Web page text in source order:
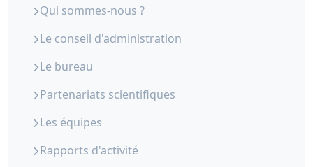
Qui sommes-nous ?
Le conseil d'administration
Le bureau
Partenariats scientifiques
Les équipes
Rapports d'activité